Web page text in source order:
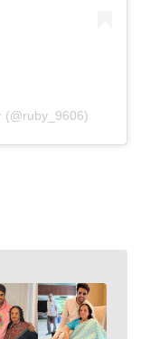
(@ruby_9606)